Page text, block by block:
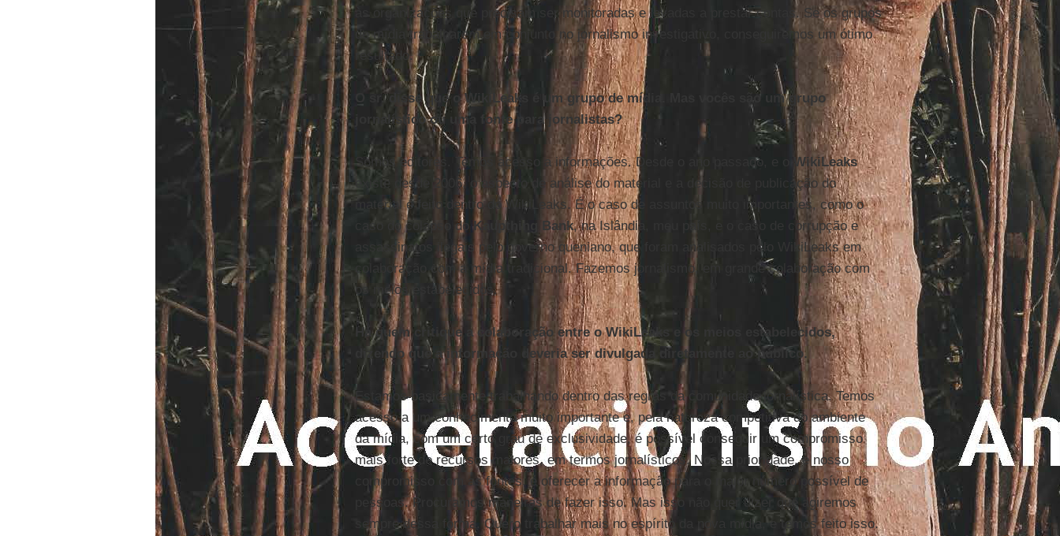
às organizações que precisam ser monitoradas e levadas a prestar contas. Se os grupos
de mídia trabalharem em conjunto no jornalismo investigativo, conseguiremos um ótimo
resultado.
O sr. disse que o WikiLeaks é um grupo de mídia. Mas vocês são um grupo
jornalístico ou uma fonte para jornalistas?
Somos editores. Temos acesso a informações. Desde o ano passado, e o
WikiLeaks
existe desde 2006, o aspecto de análise do material e a decisão de publicação do
material é feito dentro do WikiLeaks. É o caso de assuntos muito importantes, como o
caso do colapso do Kaupthing Bank, na Islândia, meu país, e o caso de corrupção e
assassinatos ilegais pelo governo queniano, que foram analisados pelo WikiLeaks em
colaboração com a mídia tradicional. Fazemos jornalismo, em grande colaboração com
os meios estabelecidos.
Há quem critique a colaboração entre o WikiLeaks e os meios estabelecidos,
dizendo que a informação deveria ser divulgada diretamente ao público.
Estamos basicamente trabalhando dentro das regras da comunidade jornalística. Temos
acesso a um conhecimento muito importante e, pela natureza competitiva do ambiente
da mídia, com um certo grau de exclusividade, é possível conseguir um compromisso
mais forte de recursos maiores, em termos jornalísticos. Nossa prioridade, e nosso
compromisso com as fontes, é oferecer a informação para o maior número possível de
pessoas. Procuramos maneiras de fazer isso. Mas isso não quer dizer que agiremos
sempre dessa forma. Quero trabalhar mais no espírito da nova mídia, e temos feito isso.